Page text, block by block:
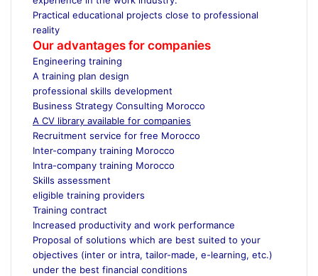
Practical educational projects close to professional
reality
Our advantages for companies
Engineering training
A training plan design
professional skills development
Business Strategy Consulting Morocco
A CV library available for companies
Recruitment service for free Morocco
Inter-company training Morocco
Intra-company training Morocco
Skills assessment
eligible training providers
Training contract
Increased productivity and work performance
Proposal of solutions which are best suited to your
objectives (inter or intra, tailor-made, e-learning, etc.)
under the best financial conditions